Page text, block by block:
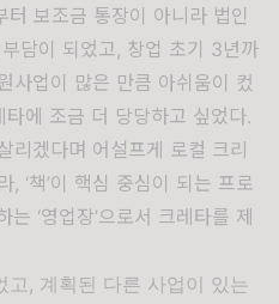
터 보조금 통장이 아니라 법인
담이 되었고, 창업 초기 3년까
사업이 많은 만큼 아쉬움이 컸
에 조금 더 당당하고 싶었다.
리겠다며 어설프게 로컬 크리
, ‘책’이 핵심 중심이 되는 프로
는 ‘영업장’으로서 크레타를 제
고, 계획된 다른 사업이 있는